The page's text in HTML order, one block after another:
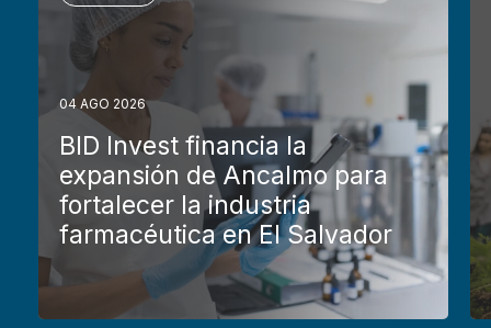
04 AGO 2026
BID Invest financia la
expansión de Ancalmo para
fortalecer la industria
farmacéutica en El Salvador